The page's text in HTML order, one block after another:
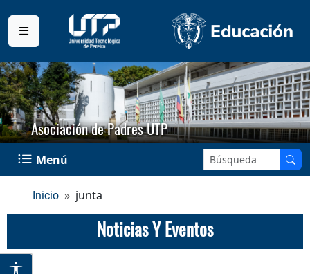
Asociación de Padres UTP
Menú Buscar en el sitio:
Inicio junta
Noticias Y Eventos